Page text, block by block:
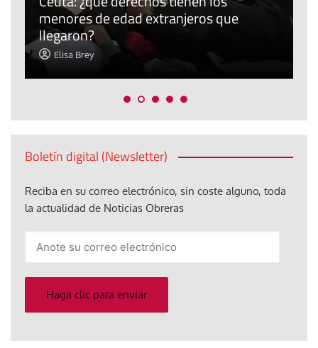
menores de edad extranjeros que
llegaron?
Elisa Brey
Boletín digital (Newsletter)
Reciba en su correo electrónico, sin coste alguno, toda
la actualidad de Noticias Obreras
electrónico
Haga clic para enviar